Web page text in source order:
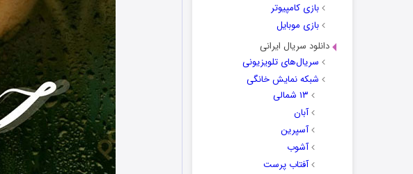
بازی کامپیوتر
بازی موبایل
دانلود سریال ایرانی
سریال‌های تلویزیونی
شبکه نمایش خانگی
۱۳ شمالی
آبان
آسپرین
آشوب
آفتاب پرست